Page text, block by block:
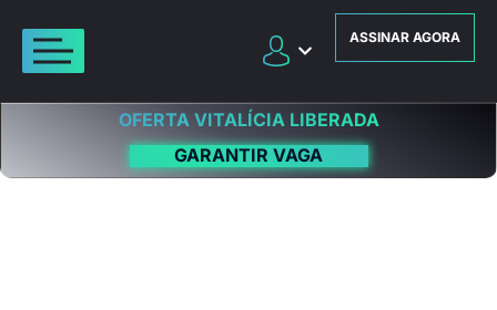
ASSINAR AGORA
OFERTA VITALÍCIA LIBERADA
GARANTIR VAGA